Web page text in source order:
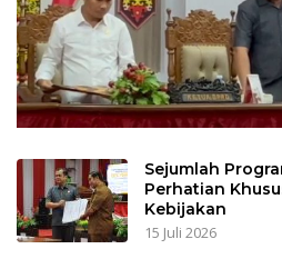
Sejumlah
Perhatian
Kebijakan
15 Juli 2026